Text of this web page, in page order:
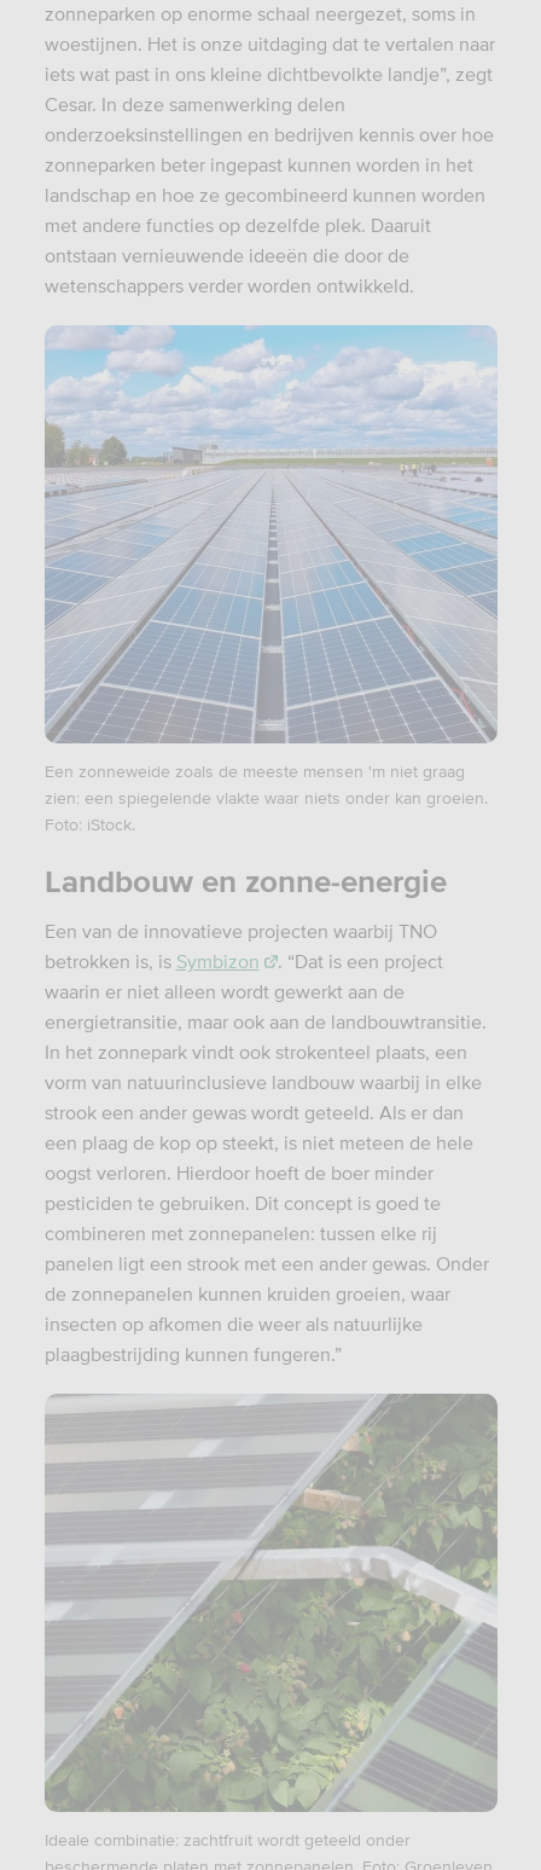
zonneparken op enorme schaal neergezet, soms in
woestijnen. Het is onze uitdaging dat te vertalen naar
iets wat past in ons kleine dichtbevolkte landje”, zegt
Cesar. In deze samenwerking delen
onderzoeksinstellingen en bedrijven kennis over hoe
zonneparken beter ingepast kunnen worden in het
landschap en hoe ze gecombineerd kunnen worden
met andere functies op dezelfde plek. Daaruit
ontstaan vernieuwende ideeën die door de
wetenschappers verder worden ontwikkeld.
Een zonneweide zoals de meeste mensen 'm niet graag
zien: een spiegelende vlakte waar niets onder kan groeien.
Foto: iStock.
Landbouw en zonne-energie
Een van de innovatieve projecten waarbij TNO
betrokken is, is Symbizon
. “Dat is een project
waarin er niet alleen wordt gewerkt aan de
energietransitie, maar ook aan de landbouwtransitie.
In het zonnepark vindt ook strokenteel plaats, een
vorm van natuurinclusieve landbouw waarbij in elke
strook een ander gewas wordt geteeld. Als er dan
een plaag de kop op steekt, is niet meteen de hele
oogst verloren. Hierdoor hoeft de boer minder
pesticiden te gebruiken. Dit concept is goed te
combineren met zonnepanelen: tussen elke rij
panelen ligt een strook met een ander gewas. Onder
de zonnepanelen kunnen kruiden groeien, waar
insecten op afkomen die weer als natuurlijke
plaagbestrijding kunnen fungeren.”
Ideale combinatie: zachtfruit wordt geteeld onder